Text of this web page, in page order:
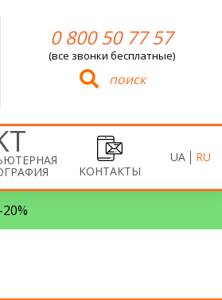
0 800 50 77 57
(все звонки бесплатные)
поиск
КОНТАКТЫ
UA RU